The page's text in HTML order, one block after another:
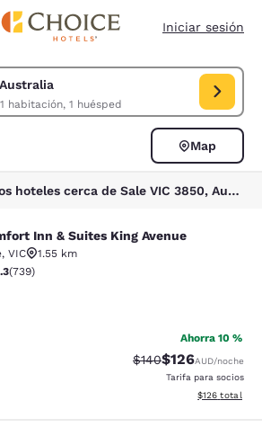
Iniciar sesión
1 habitación, 1 huésped
de Sale VIC 3850, Australia. Fecha de check-in
Map
2 de Mejor calificados hoteles cerca de Sale VIC 3850, Australia
Suites King Avenue
Inn & Suites King Avenue
, VIC
1.55 km
de 4.35 estrellas. Excelente. 739 reseñas
(739)
Ahorra 10 %
Precio tachado:
$140Precio con
$126AUD/noche
Tarifa para socios
Ver detalles
$126 total